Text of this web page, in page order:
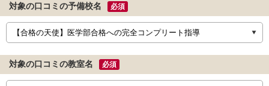
対象の口コミの予備校名 必須
対象の口コミの教室名 必須